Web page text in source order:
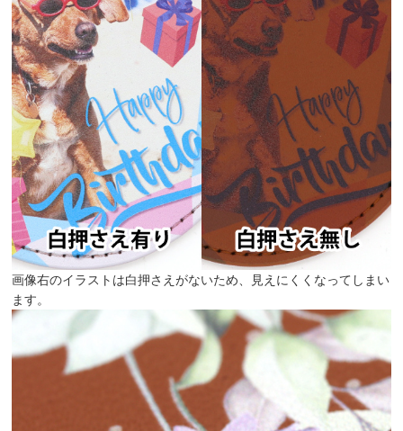
画像右のイラストは白押さえがないため、見えにくくなってしまい
ます。